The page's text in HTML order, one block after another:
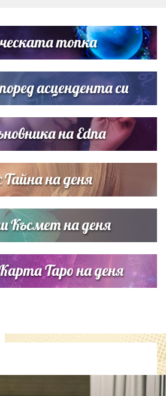
любимо място
вдигна сватба, Стоичков и
с песен
топка
асцендента си
на Edna
на деня
Късмет на деня
Таро на деня